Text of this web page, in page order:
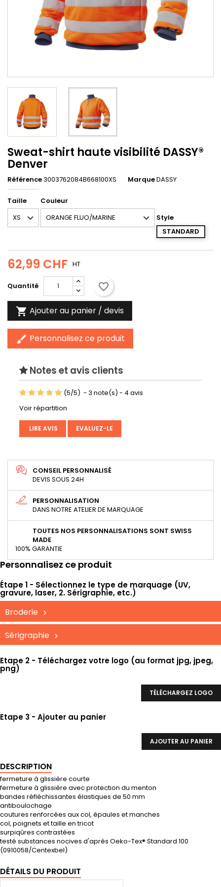
Sweat-shirt haute visibilité DASSY®
Denver
Référence3003762084B668100XS MarqueDASSY
Taille
Couleur
Style
STANDARD
62,99 CHF HT
Quantité favorite_border
 Ajouter au panier / devis
brush Personnalisez ce produit
Notes et avis clients
(5/5) - 3 note(s) - 4 avis
Voir répartition
LIRE AVIS EVALUEZ-LE
CONSEIL PERSONNALISÉ
DEVIS SOUS 24H
PERSONNALISATION
DANS NOTRE ATELIER DE MARQUAGE
TOUTES NOS PERSONNALISATIONS SONT SWISS
MADE
100% GARANTIE
Personnalisez ce produit
Étape 1 - Sélectionnez le type de marquage (UV,
gravure, laser, 2. Sérigraphie, etc.)
Broderie
Sérigraphie
Etape 2 - Téléchargez votre logo (au format jpg, jpeg,
png)
TÉLÉCHARGEZ LOGO
Etape 3 - Ajouter au panier
AJOUTER AU PANIER
DESCRIPTION
fermeture à glissière courte
fermeture à glissière avec protection du menton
bandes réfléchissantes élastiques de 50 mm
antiboulochage
coutures renforcées aux col, épaules et manches
col, poignets et taille en tricot
surpiqûres contrastées
testé substances nocives d'après Oeko-Tex® Standard 100
(0910058/Centexbel)
DÉTAILS DU PRODUIT